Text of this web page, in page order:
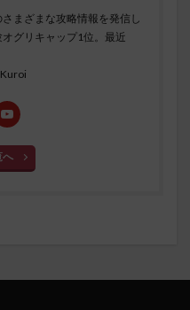
まざまな攻略情報を発信し
グリキャップ1位。最近
へ